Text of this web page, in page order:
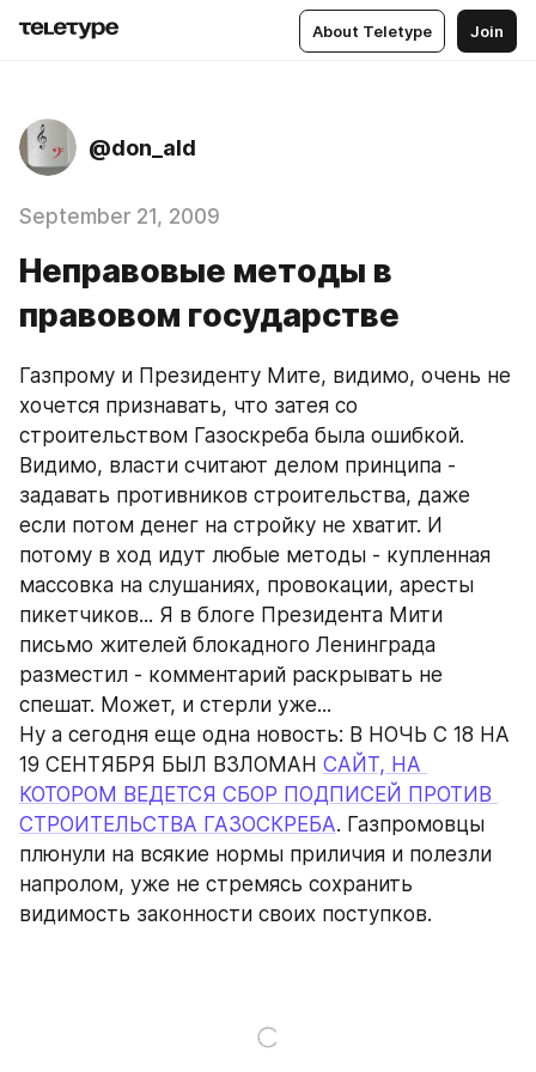
About Teletype Join
@don_ald
September 21, 2009
Неправовые методы в
правовом государстве
Газпрому и Президенту Мите, видимо, очень не
хочется признавать, что затея со
строительством Газоскреба была ошибкой.
Видимо, власти считают делом принципа -
задавать противников строительства, даже
если потом денег на стройку не хватит. И
потому в ход идут любые методы - купленная
массовка на слушаниях, провокации, аресты
пикетчиков... Я в блоге Президента Мити
письмо жителей блокадного Ленинграда
разместил - комментарий раскрывать не
спешат. Может, и стерли уже...
Ну а сегодня еще одна новость: В НОЧЬ С 18 НА
19 СЕНТЯБРЯ БЫЛ ВЗЛОМАН САЙТ, НА
КОТОРОМ ВЕДЕТСЯ СБОР ПОДПИСЕЙ ПРОТИВ
СТРОИТЕЛЬСТВА ГАЗОСКРЕБА. Газпромовцы
плюнули на всякие нормы приличия и полезли
напролом, уже не стремясь сохранить
видимость законности своих поступков.